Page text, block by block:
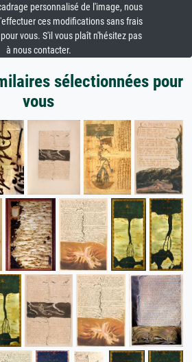
personnalisé de l'image, nous
ces modifications sans frais
vous. S'il vous plaît n'hésitez pas
à nous contacter.
sélectionnées pour
vous